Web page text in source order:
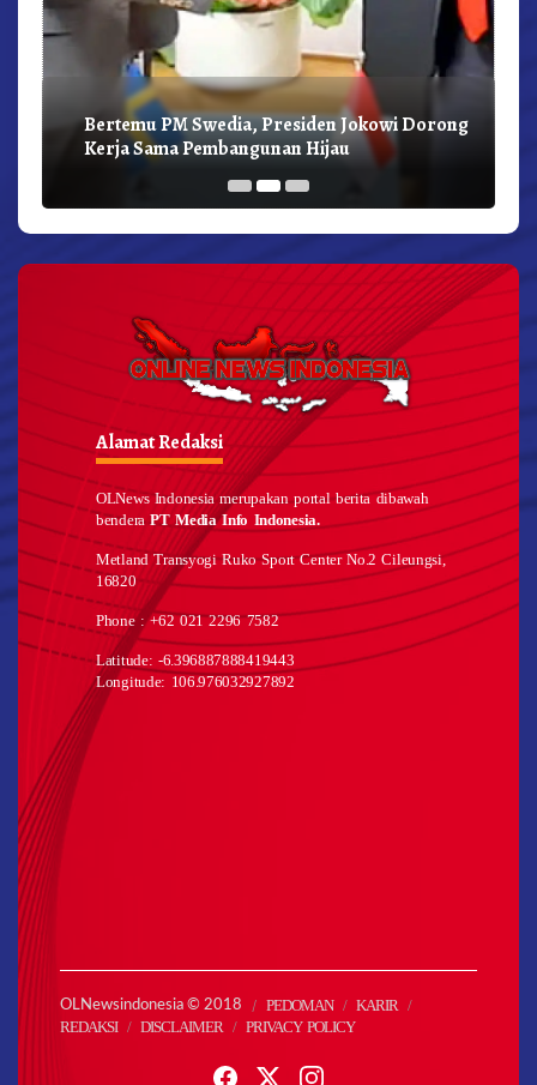
Bertemu PM Swedia, Presiden Jokowi Dorong
Kerja Sama Pembangunan Hijau
Alamat Redaksi
OLNews Indonesia merupakan portal berita dibawah
benderaPT Media Info Indonesia.
Metland Transyogi Ruko Sport Center No.2 Cileungsi,
16820
Phone : +62 021 2296 7582
Latitude: -6.396887888419443
Longitude: 106.976032927892
OLNewsindonesia © 2018 PEDOMAN
KARIR
REDAKSI
DISCLAIMER PRIVACY POLICY